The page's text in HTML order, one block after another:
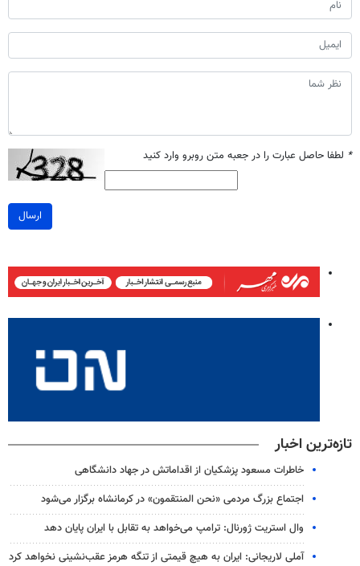
* لطفا حاصل عبارت را در جعبه متن روبرو وارد کنید
ارسال
تازه‌ترین اخبار
خاطرات مسعود پزشکیان از اقداماتش در جهاد دانشگاهی
اجتماع بزرگ مردمی «نحن المنتقمون» در کرمانشاه برگزار می‌شود
وال‌ استریت ژورنال: ترامپ می‌خواهد به تقابل با ایران پایان دهد
آملی‌ لاریجانی: ایران به هیچ قیمتی از تنگه هرمز عقب‌نشینی نخواهد کرد